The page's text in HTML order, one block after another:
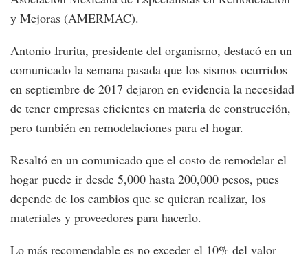
y Mejoras (AMERMAC).
Antonio Irurita, presidente del organismo, destacó en un
comunicado la semana pasada que los sismos ocurridos
en septiembre de 2017 dejaron en evidencia la necesidad
de tener empresas eficientes en materia de construcción,
pero también en remodelaciones para el hogar.
Resaltó en un comunicado que el costo de remodelar el
hogar puede ir desde 5,000 hasta 200,000 pesos, pues
depende de los cambios que se quieran realizar, los
materiales y proveedores para hacerlo.
Lo más recomendable es no exceder el 10% del valor